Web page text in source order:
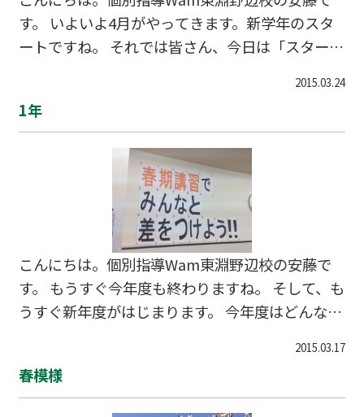
す。 いよいよ4月がやってきます。新学年のスタ
ートですね。 それでは皆さん、今日は「スター
のうち、どのスタートが有利でしょう？A.よーい
ドン、でみんなと同時にスタートB.フライングを
スタートしてから「やばい、やばい」と遅れてス
タート もちろん答えは「B」ですよね！ しかも、
勉強に関してはフライングをしても誰も「卑怯
だ！」なんて言いません。むしろ褒められるくら
いです。 新学年が始まる前に一歩でも早くスター
トを切りましょう！ 新年度キャンペーン実施中！
↓お問合
2015.03.24
1年
こんにちは。個別指導Wam東淵野辺校の安藤で
す。 もうすぐ今年度も終わりますね。 そして、も
うすぐ新年度がはじまります。 今年度はどんな1
か？ 来年度をよい良い1年にするために！ ↓お問
合せはこちら↓042-851-4360 ホームページから
体験授業のお申込もできます→こちらから淵野
2015.03.17
春模様